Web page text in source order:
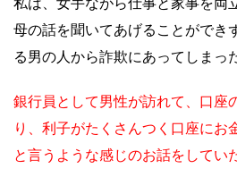
母の話を聞いてあげることができ
る男の人から詐欺にあってしまっ
銀行員として男性が訪れて、口座
り、利子がたくさんつく口座にお
と言うような感じのお話をしてい